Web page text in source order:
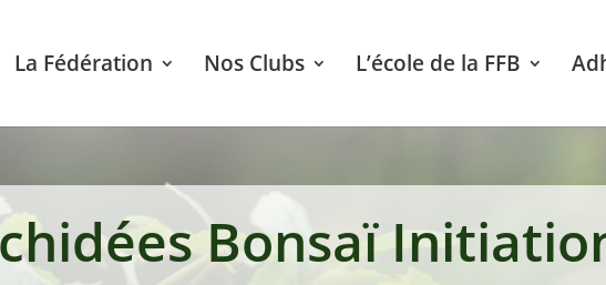
La Fédération Nos Clubs L’école de la FFB
Bonsaï